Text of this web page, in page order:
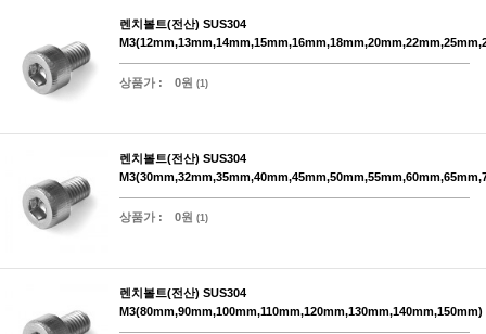
렌치볼트(전산) SUS304
상품가 : 0원 (1)
렌치볼트(전산) SUS304
상품가 : 0원 (1)
렌치볼트(전산) SUS304
M3(80mm,90mm,100mm,110mm,120mm,130mm,140mm,150mm)